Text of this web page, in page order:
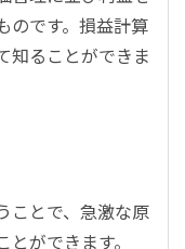
のです。損益計算
知ることができま
ことで、急激な原
ができます。